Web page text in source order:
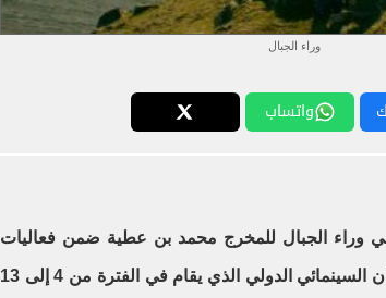
وراء الجبال
واتساب
وراء الجبال للمخرج محمد بن عطية ضمن فعاليات
النسخة 28 من مهرجان بوسان السينمائي الدولي الذي يقام في الفترة من 4 إلى 13